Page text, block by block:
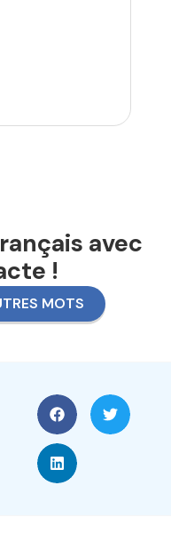
avec
!
MOTS